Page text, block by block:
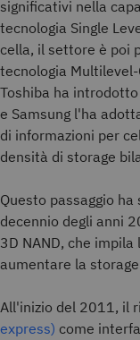
significativi nella
tecnologia Single
cella, il settore è poi
tecnologia
Toshiba ha
e Samsung l'ha
di informazioni per
densità di storage
Questo passaggio
decennio degli anni
3D NAND, che
aumentare la
All'inizio del 2011, il
express) come